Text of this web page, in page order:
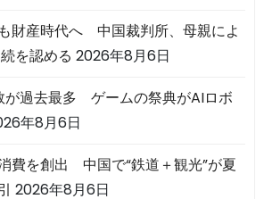
財産時代へ 中国裁判所、母親によ
を認める 2026年8月6日
過去最多 ゲームの祭典がAIロボ
年8月6日
費を創出 中国で“鉄道＋観光”が夏
2026年8月6日